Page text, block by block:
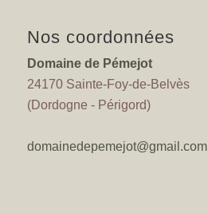
Nos coordonnées
Domaine de Pémejot
24170 Sainte-Foy-de-Belvès
(Dordogne - Périgord)
domainedepemejot@gmail.com